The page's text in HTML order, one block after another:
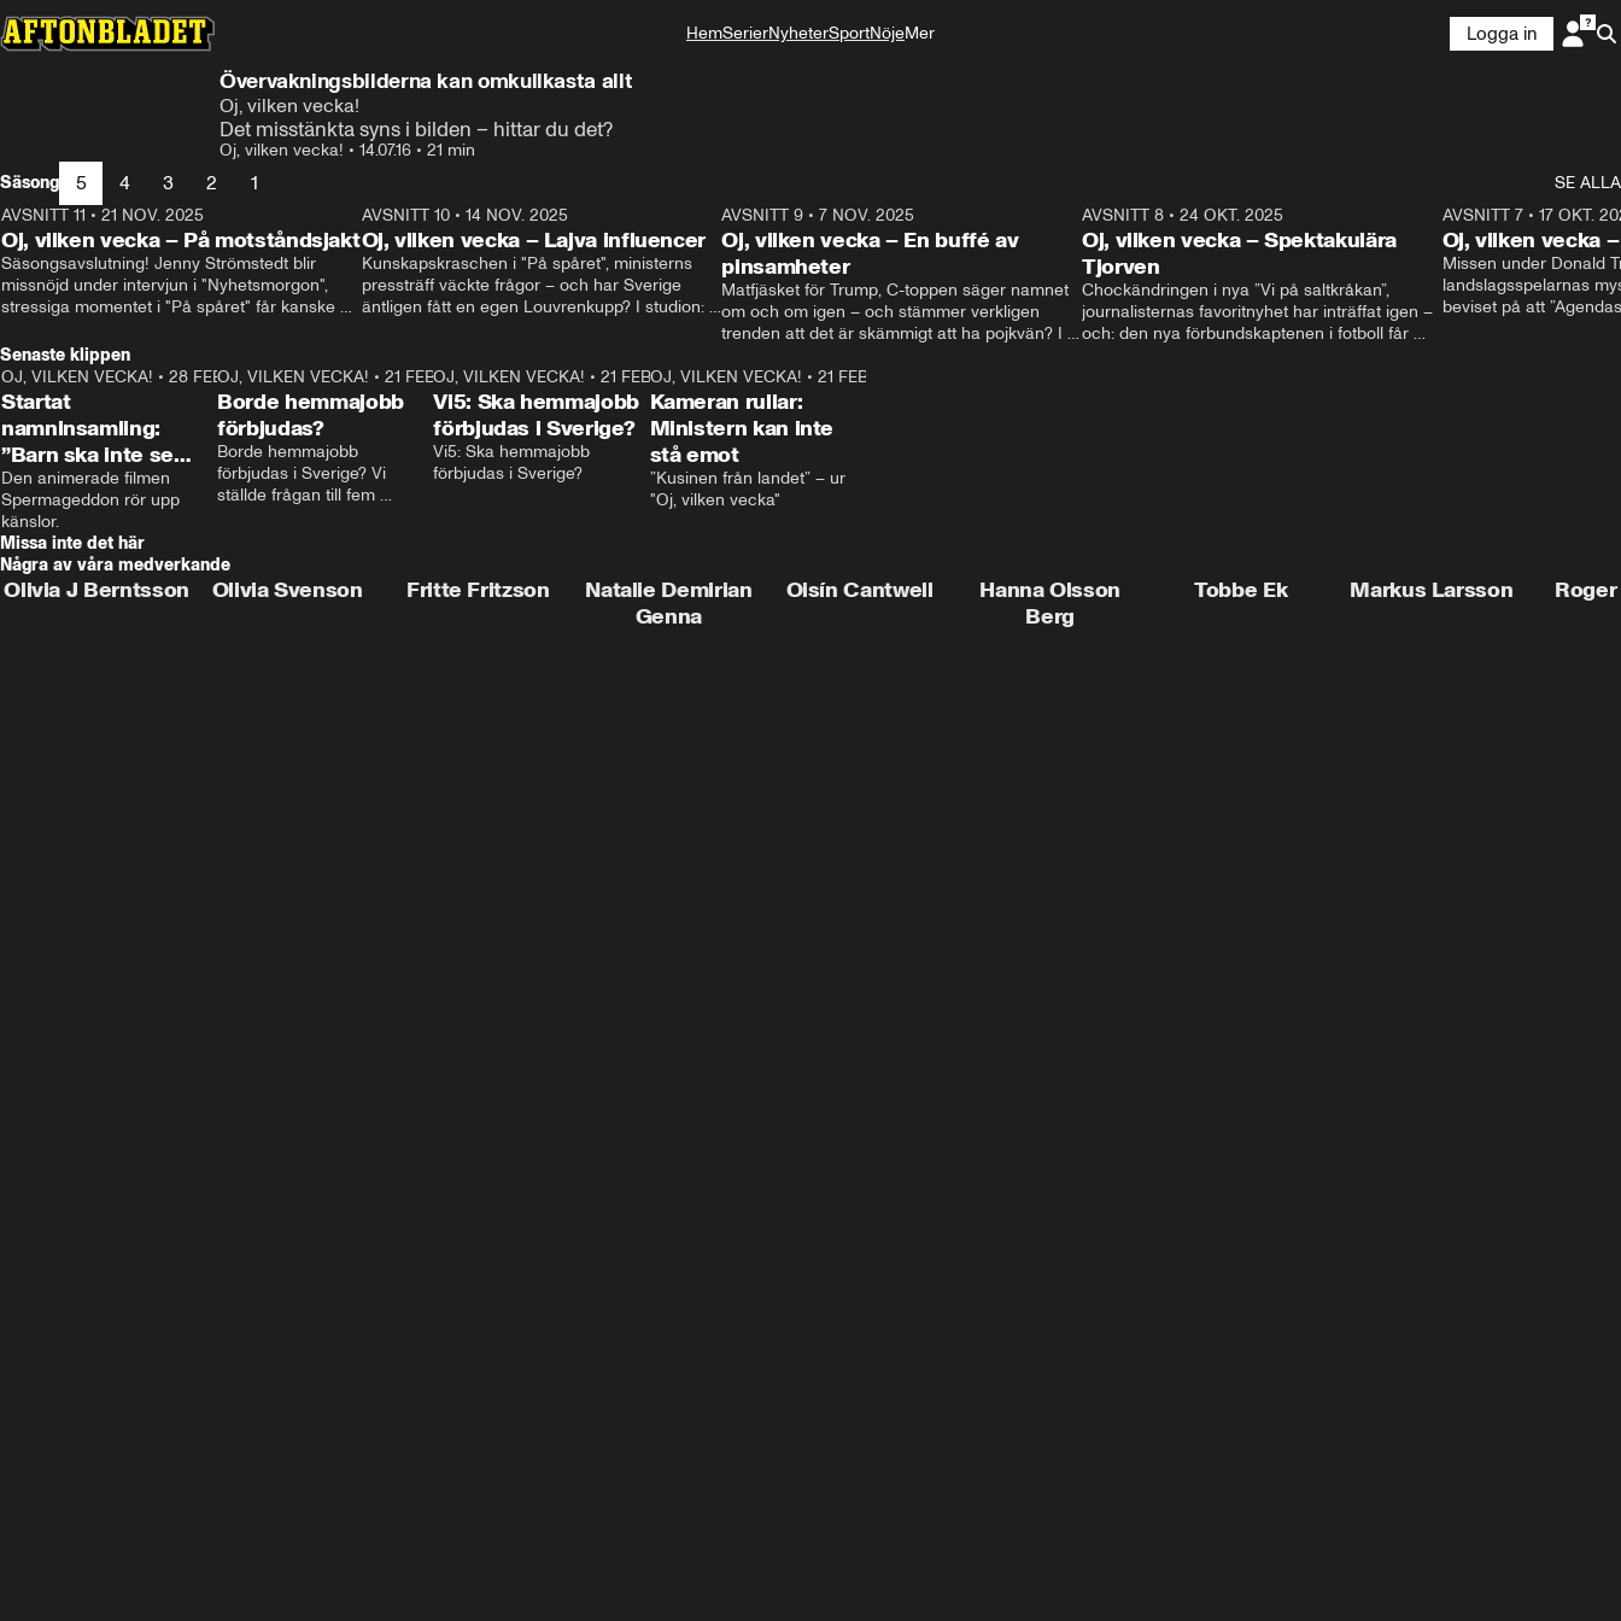
HemSerierNyheterSportNöjeMer
Logga in
Övervakningsbilderna kan omkullkasta allt
Oj, vilken vecka!
Det misstänkta syns i bilden – hittar du det?
Oj, vilken vecka! • 14.07.16 • 21 min
Säsong
5 4 3 2 1
SE ALLA
AVSNITT 11 • 21 NOV. 2025
Oj, vilken vecka – På motståndsjakt
Säsongsavslutning! Jenny Strömstedt blir
missnöjd under intervjun i "Nyhetsmorgon",
stressiga momentet i "På spåret" får kanske
Liberalerna om? I studion: Oisin Cantwell och
Karin Pettersson.
21:14
AVSNITT 10• 14 NOV. 2025
Oj, vilken vecka – Lajva influencer
Kunskapskraschen i "På spåret", ministerns
pressträff väckte frågor – och har Sverige
äntligen fått en egen Louvrenkupp? I studion:
AVSNITT 9 •7 NOV. 2025
Oj, vilken vecka – En buffé av
pinsamheter
Matfjäsket för Trump, C-toppen säger namnet
om och om igen – och stämmer verkligen
trenden att det är skämmigt att ha pojkvän? I
AVSNITT 8• 24 OKT. 2025
Oj, vilken vecka – Spektakulära
Tjorven
Chockändringen i nya ”Vi på saltkråkan”,
journalisternas favoritnyhet har inträffat igen –
och: den nya förbundskaptenen i fotboll får
AVSNITT 7• 17 OKT.
Oj, vilken vecka
Missen under Donald
landslagsspelarnas
beviset på att
Senaste klippen
2:40
OJ, VILKEN VECKA! • 28 FEB. 2025
Startat
namninsamling:
”Barn ska inte se
porr”
Den animerade filmen
Spermageddon rör upp
känslor.
0:57
OJ, VILKEN VECKA! •21 FEB. 2025
Borde hemmajobb
förbjudas?
Borde hemmajobb
förbjudas i Sverige? Vi
ställde frågan till fem
1:03
OJ, VILKEN VECKA! •21 FEB. 2025
Vi5: Ska hemmajobb
förbjudas i Sverige?
Vi5: Ska hemmajobb
förbjudas i Sverige?
1:29
OJ, VILKEN VECKA! • 21 FEB. 2025
Kameran rullar:
Ministern kan inte
stå emot
”Kusinen från landet” – ur
"Oj, vilken vecka"
Missa inte det här
Några av våra medverkande
Olivia J Berntsson Olivia Svenson Fritte Fritzson
Natalie Demirian
Genna
Oisín Cantwell
Hanna Olsson
Berg
Tobbe Ek Markus Larsson